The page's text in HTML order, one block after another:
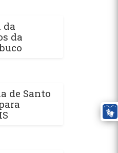
da
da
de Santo